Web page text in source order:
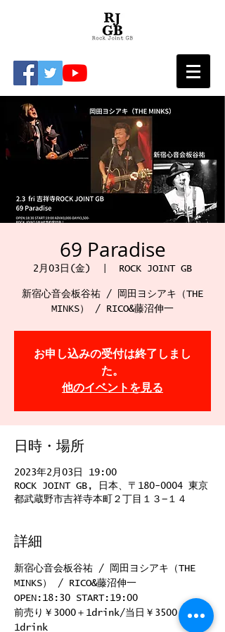
69 Paradise
2月03日(金) ROCK JOINT GB
新宿心音会板谷祐 / 岡田ヨシアキ（THE
MINKS） / RICO&藤沼伸一
お申し込みの受付は終了しまし
た。
他のイベントを見る
日時・場所
2023年2月03日 19:00
ROCK JOINT GB, 日本、〒180-0004 東京
都武蔵野市吉祥寺本町２丁目１３−１４
詳細
新宿心音会板谷祐 / 岡田ヨシアキ（THE
MINKS） / RICO&藤沼伸一
OPEN:18:30 START:19:00
前売り￥3000＋1drink/当日￥3500＋
1drink